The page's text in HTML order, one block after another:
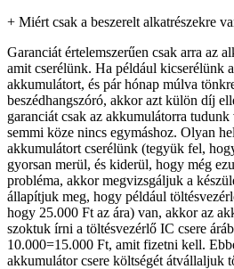
+ Miért csak a beszerelt alkatrészekre
Garanciát értelemszerűen csak arra az
amit cserélünk. Ha például kicserélünk
akkumulátort, és pár hónap múlva
beszédhangszóró, akkor azt külön díj
garanciát csak az akkumulátorra
semmi köze nincs egymáshoz. Olyan
akkumulátort cserélünk (tegyük fel,
gyorsan merül, és kiderül, hogy még
probléma, akkor megvizsgáljuk a
állapítjuk meg, hogy például
hogy 25.000 Ft az ára) van, akkor az
szoktuk írni a töltésvezérlő IC csere
10.000=15.000 Ft, amit fizetni kell.
akkumulátor csere költségét átvállaljuk